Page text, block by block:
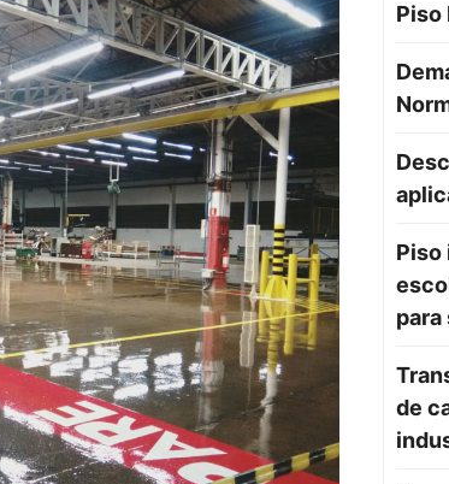
Piso
Piso
para
de